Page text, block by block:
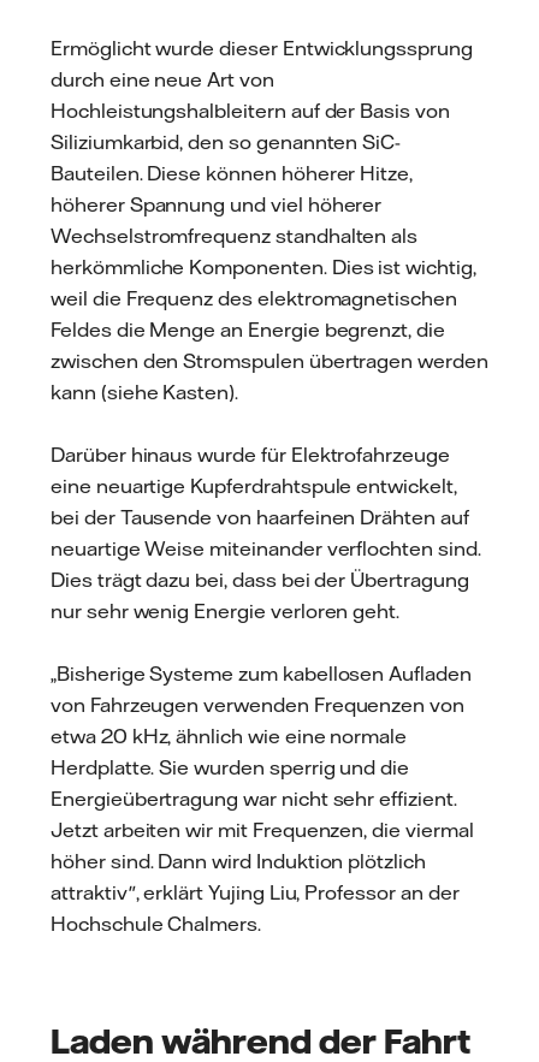
Ermöglicht wurde dieser Entwicklungssprung
durch eine neue Art von
Hochleistungshalbleitern auf der Basis von
Siliziumkarbid, den so genannten SiC-
Bauteilen. Diese können höherer Hitze,
höherer Spannung und viel höherer
Wechselstromfrequenz standhalten als
herkömmliche Komponenten. Dies ist wichtig,
weil die Frequenz des elektromagnetischen
Feldes die Menge an Energie begrenzt, die
zwischen den Stromspulen übertragen werden
kann (siehe Kasten).
Darüber hinaus wurde für Elektrofahrzeuge
eine neuartige Kupferdrahtspule entwickelt,
bei der Tausende von haarfeinen Drähten auf
neuartige Weise miteinander verflochten sind.
Dies trägt dazu bei, dass bei der Übertragung
nur sehr wenig Energie verloren geht.
„Bisherige Systeme zum kabellosen Aufladen
von Fahrzeugen verwenden Frequenzen von
etwa 20 kHz, ähnlich wie eine normale
Herdplatte. Sie wurden sperrig und die
Energieübertragung war nicht sehr effizient.
Jetzt arbeiten wir mit Frequenzen, die viermal
höher sind. Dann wird Induktion plötzlich
attraktiv", erklärt Yujing Liu, Professor an der
Hochschule Chalmers.
Laden während der Fahrt